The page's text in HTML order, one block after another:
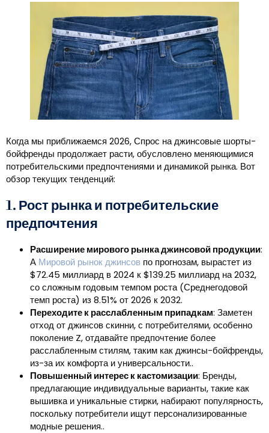
Когда мы приближаемся 2026, Спрос на джинсовые шорты-
бойфренды продолжает расти, обусловлено меняющимися
потребительскими предпочтениями и динамикой рынка. Вот
обзор текущих тенденций:
1. Рост рынка и потребительские
предпочтения
Расширение мирового рынка джинсовой продукции:
А Мировой рынок джинсов по прогнозам, вырастет из
$72.45 миллиард в 2024 к $139.25 миллиард на 2032,
со сложным годовым темпом роста (Среднегодовой
темп роста) из 8.51% от 2026 к 2032.
Переходите к расслабленным припадкам: Заметен
отход от джинсов скинни, с потребителями, особенно
поколение Z, отдавайте предпочтение более
расслабленным стилям, таким как джинсы-бойфренды,
из-за их комфорта и универсальности..
Повышенный интерес к кастомизации: Бренды,
предлагающие индивидуальные варианты, такие как
вышивка и уникальные стирки, набирают популярность,
поскольку потребители ищут персонализированные
модные решения..